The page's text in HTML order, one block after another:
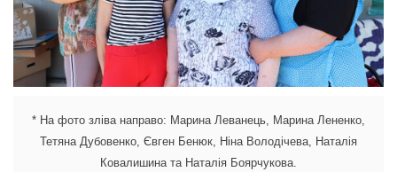
* На фото зліва направо: Марина Леванець, Марина Лененко,
Тетяна Дубовенко, Євген Бенюк, Ніна Володічева, Наталія
Ковалишина та Наталія Боярчукова.